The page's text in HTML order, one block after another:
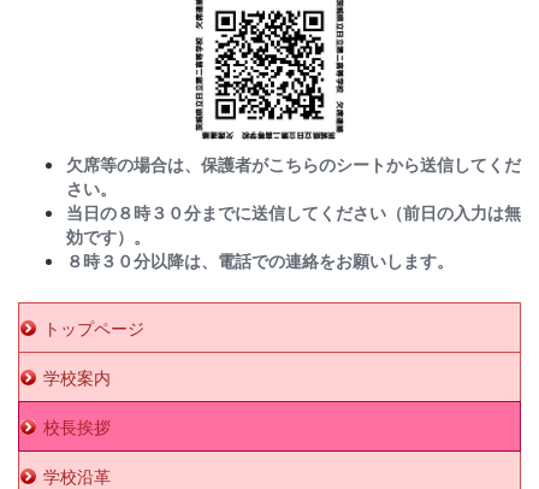
欠席等の場合は、保護者がこちらのシートから送信してくだ
さい。
当日の８時３０分までに送信してください（前日の入力は無
効です）。
８時３０分以降は、電話での連絡をお願いします。
トップページ
学校案内
校長挨拶
学校沿革